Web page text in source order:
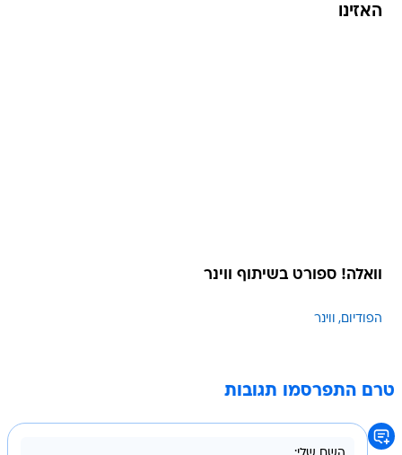
האזינו
וואלה! ספורט בשיתוף ווינר
הפודיום ווינר
טרם התפרסמו תגובות